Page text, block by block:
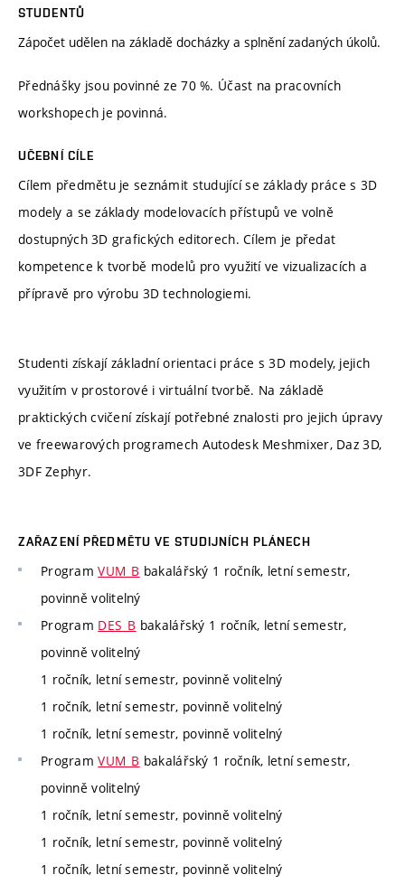
STUDENTŮ
Zápočet udělen na základě docházky a splnění zadaných úkolů.
Přednášky jsou povinné ze 70 %. Účast na pracovních
workshopech je povinná.
UČEBNÍ CÍLE
Cílem předmětu je seznámit studující se základy práce s 3D
modely a se základy modelovacích přístupů ve volně
dostupných 3D grafických editorech. Cílem je předat
kompetence k tvorbě modelů pro využití ve vizualizacích a
přípravě pro výrobu 3D technologiemi.
Studenti získají základní orientaci práce s 3D modely, jejich
využitím v prostorové i virtuální tvorbě. Na základě
praktických cvičení získají potřebné znalosti pro jejich úpravy
ve freewarových programech Autodesk Meshmixer, Daz 3D,
3DF Zephyr.
ZAŘAZENÍ PŘEDMĚTU VE STUDIJNÍCH PLÁNECH
ProgramVUM_B bakalářský 1 ročník, letní semestr,
povinně volitelný
Program DES_B bakalářský 1 ročník, letní semestr,
povinně volitelný
1 ročník, letní semestr, povinně volitelný
1 ročník, letní semestr, povinně volitelný
1 ročník, letní semestr, povinně volitelný
ProgramVUM_B bakalářský 1 ročník, letní semestr,
povinně volitelný
1 ročník, letní semestr, povinně volitelný
1 ročník, letní semestr, povinně volitelný
1 ročník, letní semestr, povinně volitelný